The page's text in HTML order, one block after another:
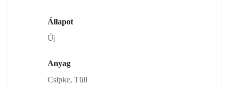
Állapot
Új
Anyag
Csipke, Tüll